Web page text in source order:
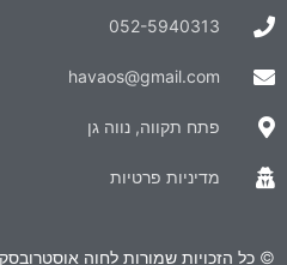
052-5940313
havaos@gmail.com
פתח תקווה, נווה גן
מדיניות פרטיות
© כל הזכויות שמורות לחוה